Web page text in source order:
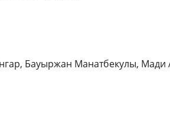
Бауыржан Манатбекулы,